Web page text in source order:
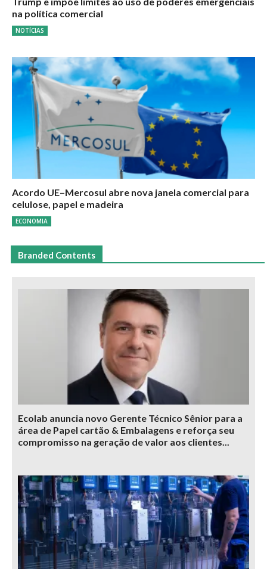
na política comercial
NOTÍCIAS
Acordo UE–Mercosul abre nova janela comercial para
celulose, papel e madeira
ECONOMIA
Branded Contents
Ecolab anuncia novo Gerente Técnico Sênior para a
área de Papel cartão & Embalagens e reforça seu
compromisso na geração de valor aos clientes...